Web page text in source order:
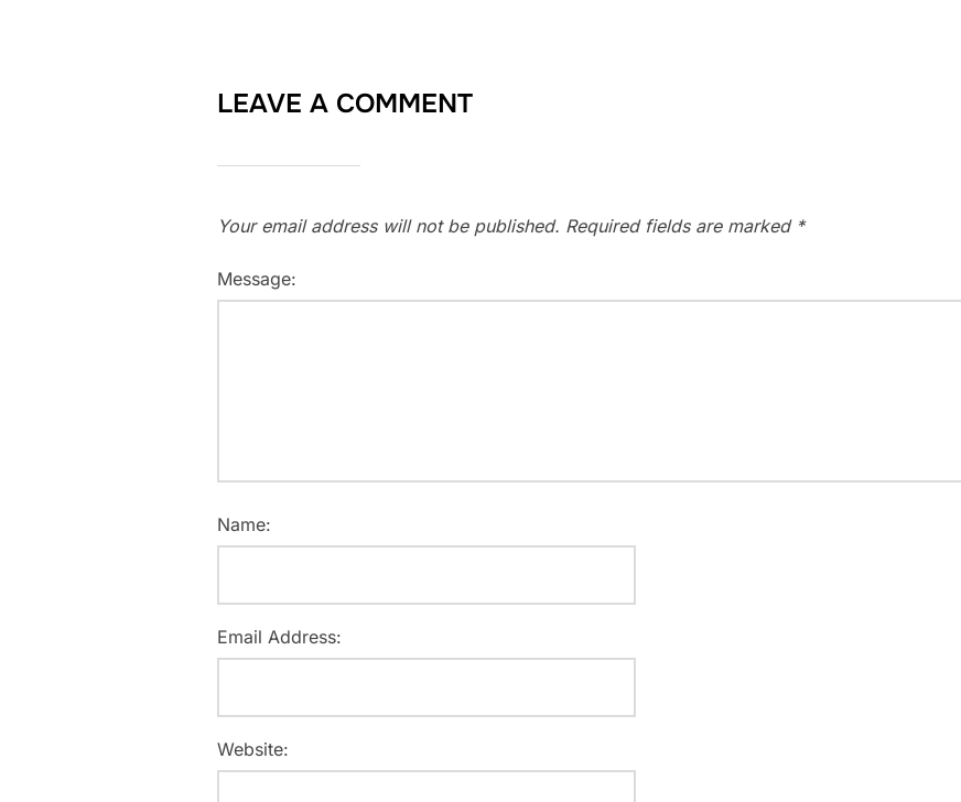
LEAVE A COMMENT
Your email address will not be published. Required fields are marked *
Message:
Name:
Email Address:
Website: